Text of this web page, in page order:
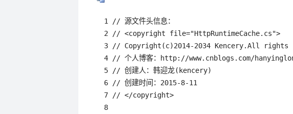
  1 // 源文件头信息：
  2 // <copyright file="HttpRuntimeCache.cs">
3 // Copyright(c)2014-2034 Kencery.All rights
4 // 个人博客：http://www.cnblogs.com/
  5 // 创建人：韩迎龙(kencery)
  6 // 创建时间：2015-8-11
  7 // </copyright>
  8